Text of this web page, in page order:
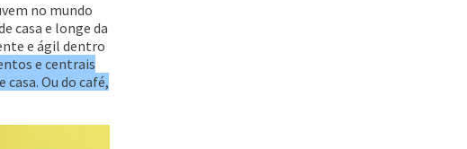
no mundo
casa e longe da
e ágil dentro
e centrais
Ou do café,